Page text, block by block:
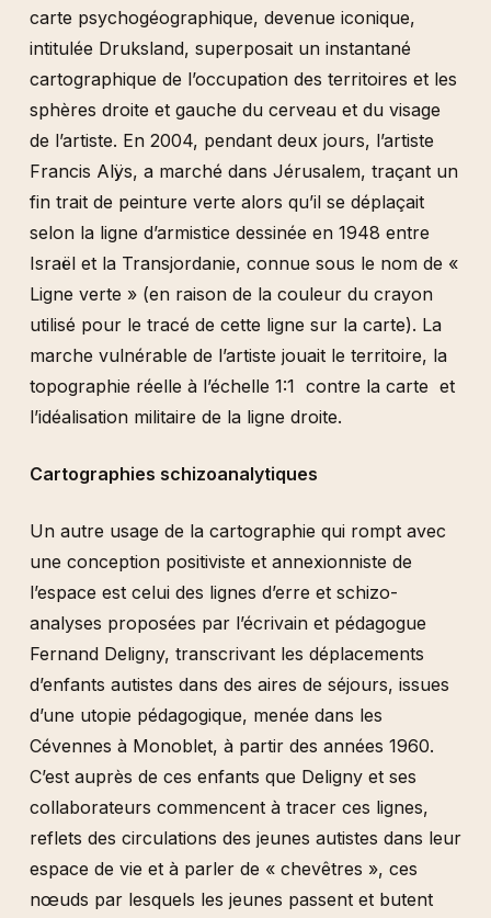
carte psychogéographique, devenue iconique,
intitulée Druksland, superposait un instantané
cartographique de l’occupation des territoires et les
sphères droite et gauche du cerveau et du visage
de l’artiste. En 2004, pendant deux jours, l’artiste
Francis Alÿs, a marché dans Jérusalem, traçant un
fin trait de peinture verte alors qu’il se déplaçait
selon la ligne d’armistice dessinée en 1948 entre
Israël et la Transjordanie, connue sous le nom de «
Ligne verte » (en raison de la couleur du crayon
utilisé pour le tracé de cette ligne sur la carte). La
marche vulnérable de l’artiste jouait le territoire, la
topographie réelle à l’échelle 1:1 contre la carte et
l’idéalisation militaire de la ligne droite.
Cartographies schizoanalytiques
Un autre usage de la cartographie qui rompt avec
une conception positiviste et annexionniste de
l’espace est celui des lignes d’erre et schizo-
analyses proposées par l’écrivain et pédagogue
Fernand Deligny, transcrivant les déplacements
d’enfants autistes dans des aires de séjours, issues
d’une utopie pédagogique, menée dans les
Cévennes à Monoblet, à partir des années 1960.
C’est auprès de ces enfants que Deligny et ses
collaborateurs commencent à tracer ces lignes,
reflets des circulations des jeunes autistes dans leur
espace de vie et à parler de « chevêtres », ces
nœuds par lesquels les jeunes passent et butent